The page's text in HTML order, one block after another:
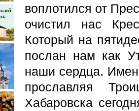
воплотился от
очистил нас
Который на
послан нам как
наши сердца.
прославляя
Хабаровска